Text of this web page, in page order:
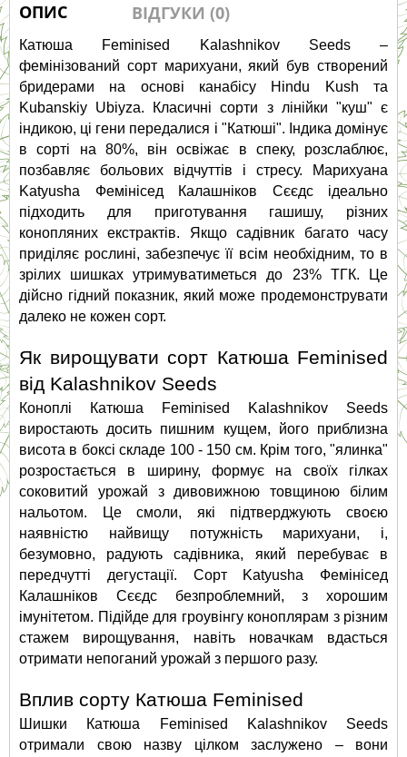
ОПИС ВІДГУКИ (0)
Катюша Feminised Kalashnikov Seeds –
фемінізований сорт марихуани, який був створений
бридерами на основі канабісу Hindu Kush та
Kubanskiy Ubiyza. Класичні сорти з лінійки "куш" є
індикою, ці гени передалися і "Катюші". Індика домінує
в сорті на 80%, він освіжає в спеку, розслаблює,
позбавляє больових відчуттів і стресу. Марихуана
Katyusha Фемінісед Калашніков Сєєдс ідеально
підходить для приготування гашишу, різних
конопляних екстрактів. Якщо садівник багато часу
приділяє рослині, забезпечує її всім необхідним, то в
зрілих шишках утримуватиметься до 23% ТГК. Це
дійсно гідний показник, який може продемонструвати
далеко не кожен сорт.
Як вирощувати сорт Катюша Feminised
від Kalashnikov Seeds
Коноплі Катюша Feminised Kalashnikov Seeds
виростають досить пишним кущем, його приблизна
висота в боксі складе 100 - 150 см. Крім того, "ялинка"
розростається в ширину, формує на своїх гілках
соковитий урожай з дивовижною товщиною білим
нальотом. Це смоли, які підтверджують своєю
наявністю найвищу потужність марихуани, і,
безумовно, радують садівника, який перебуває в
передчутті дегустації. Сорт Katyusha Фемінісед
Калашніков Сєєдс безпроблемний, з хорошим
імунітетом. Підійде для гроувінгу коноплярам з різним
стажем вирощування, навіть новачкам вдасться
отримати непоганий урожай з першого разу.
Вплив сорту Катюша Feminised
Шишки Катюша Feminised Kalashnikov Seeds
отримали свою назву цілком заслужено – вони